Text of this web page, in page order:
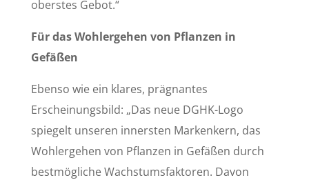
oberstes Gebot.“
Für das Wohlergehen von Pflanzen in
Gefäßen
Ebenso wie ein klares, prägnantes
Erscheinungsbild: „Das neue DGHK-Logo
spiegelt unseren innersten Markenkern, das
Wohlergehen von Pflanzen in Gefäßen durch
bestmögliche Wachstumsfaktoren. Davon